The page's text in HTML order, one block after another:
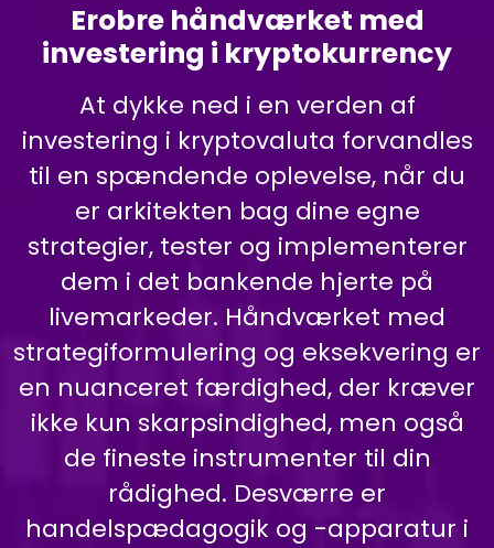
Erobre håndværket med
investering i kryptokurrency
At dykke ned i en verden af
investering i kryptovaluta forvandles
til en spændende oplevelse, når du
er arkitekten bag dine egne
strategier, tester og implementerer
dem i det bankende hjerte på
livemarkeder. Håndværket med
strategiformulering og eksekvering er
en nuanceret færdighed, der kræver
ikke kun skarpsindighed, men også
de fineste instrumenter til din
rådighed. Desværre er
handelspædagogik og -apparatur i